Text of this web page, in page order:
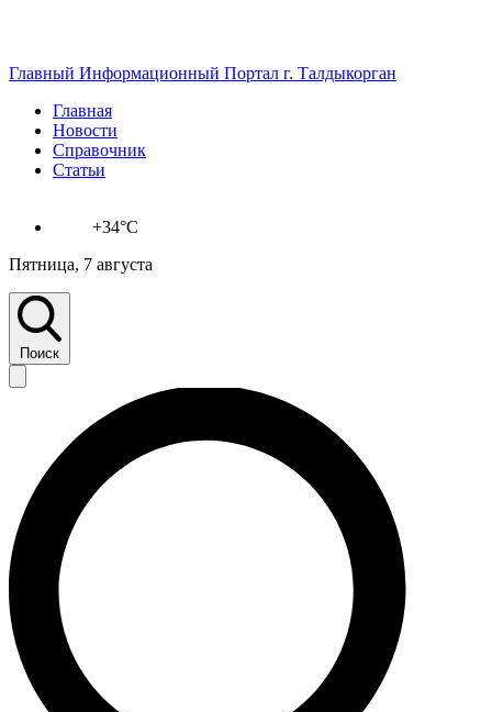
Главный Информационный Портал г. Талдыкорган
Главная
Новости
Справочник
Статьи
+34°C
Пятница, 7 августа
Поиск